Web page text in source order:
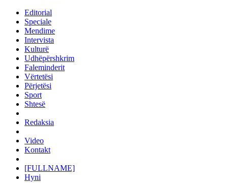
Editorial
Speciale
Mendime
Intervista
Kulturë
Udhëpërshkrim
Faleminderit
Vërtetësi
Përjetësi
Sport
Shtesë
Redaksia
Video
Kontakt
[FULLNAME]
Hyni